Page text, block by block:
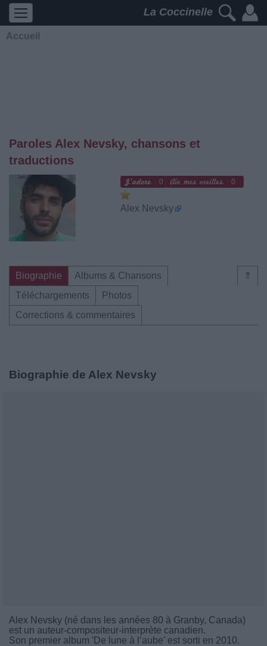
La Coccinelle
Accueil
Paroles Alex Nevsky, chansons et
traductions
0 0
Alex Nevsky
⇑
Biographie
Albums & Chansons
Téléchargements
Photos
Corrections & commentaires
Biographie de Alex Nevsky
Alex Nevsky (né dans les années 80 à Granby, Canada)
est un auteur-compositeur-interprète canadien.
Son premier album 'De lune à l’aube' est sorti en 2010.